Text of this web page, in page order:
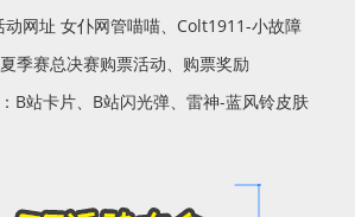
动网址 女仆网管喵喵、Colt1911-小故障
夏季赛总决赛购票活动、购票奖励
B站卡片、B站闪光弹、雷神-蓝风铃皮肤